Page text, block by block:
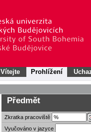
Vítejte Prohlížení
Předmět
Zkratka pracoviště
Vyučováno v jazyce